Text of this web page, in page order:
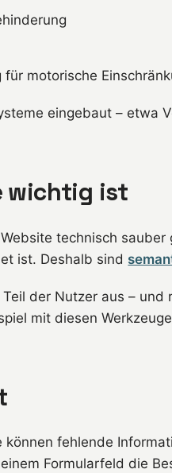
motorische
eingebaut – etwa
wichtig ist
technisch
ist. Deshalb sind
der Nutzer aus –
mit diesen
fehlende
Formularfeld die